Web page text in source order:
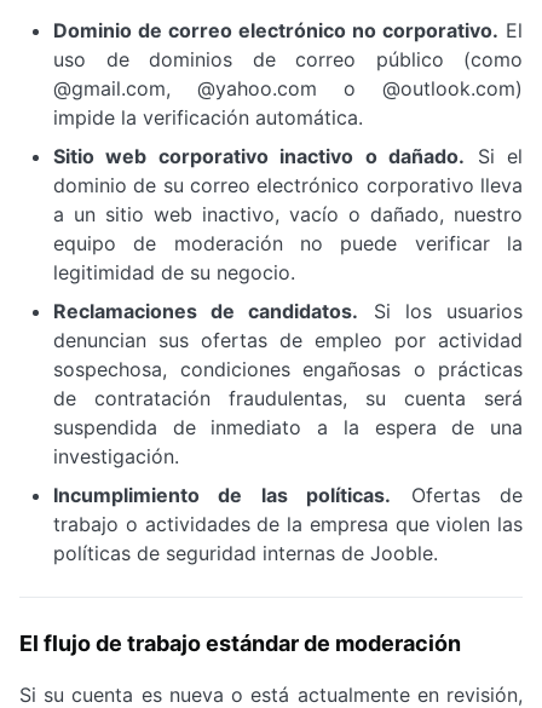
Dominio de correo electrónico no corporativo. El
uso de dominios de correo público (como
@gmail.com, @yahoo.com o @outlook.com)
impide la verificación automática.
Sitio web corporativo inactivo o dañado. Si el
dominio de su correo electrónico corporativo lleva
a un sitio web inactivo, vacío o dañado, nuestro
equipo de moderación no puede verificar la
legitimidad de su negocio.
Reclamaciones de candidatos. Si los usuarios
denuncian sus ofertas de empleo por actividad
sospechosa, condiciones engañosas o prácticas
de contratación fraudulentas, su cuenta será
suspendida de inmediato a la espera de una
investigación.
Incumplimiento de las políticas. Ofertas de
trabajo o actividades de la empresa que violen las
políticas de seguridad internas de Jooble.
El flujo de trabajo estándar de moderación
Si su cuenta es nueva o está actualmente en revisión,